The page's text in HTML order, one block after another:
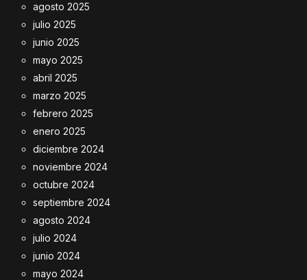
agosto 2025
julio 2025
junio 2025
mayo 2025
abril 2025
marzo 2025
febrero 2025
enero 2025
diciembre 2024
noviembre 2024
octubre 2024
septiembre 2024
agosto 2024
julio 2024
junio 2024
mayo 2024